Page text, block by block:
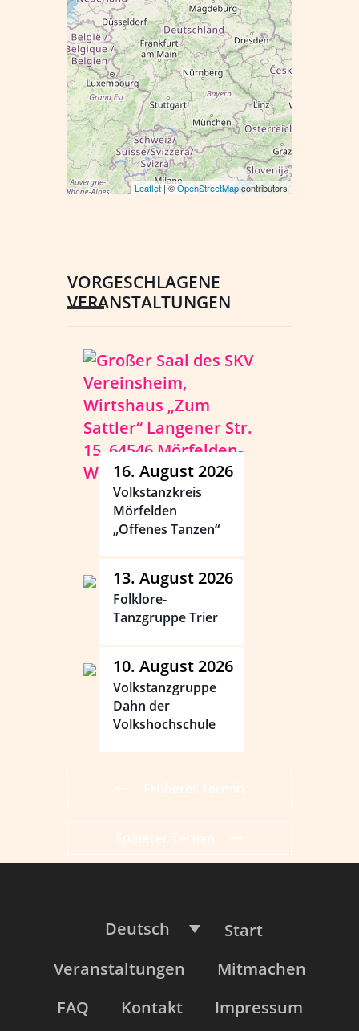
Leaflet| ©OpenStreetMapcontributors
VORGESCHLAGENE
VERANSTALTUNGEN
16. August 2026
Volkstanzkreis
Mörfelden
„Offenes Tanzen“
13. August 2026
Folklore-
Tanzgruppe Trier
10. August 2026
Volkstanzgruppe
Dahn der
Volkshochschule
Früherer Termin
Späterer Termin
Deutsch
Start
Veranstaltungen
Mitmachen
FAQ
Kontakt Impressum